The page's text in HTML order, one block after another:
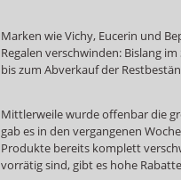
Marken wie Vichy, Eucerin und
Regalen verschwinden: Bislang
bis zum Abverkauf der
Mittlerweile wurde offenbar die
gab es in den vergangenen
Produkte bereits komplett
vorrätig sind, gibt es hohe